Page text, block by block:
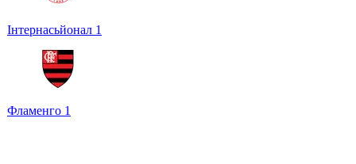
Інтернасьйонал 1
Фламенго 1